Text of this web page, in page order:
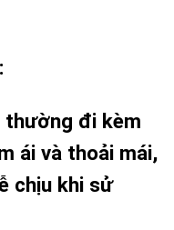
thường đi kèm
ái và thoải mái,
chịu khi sử